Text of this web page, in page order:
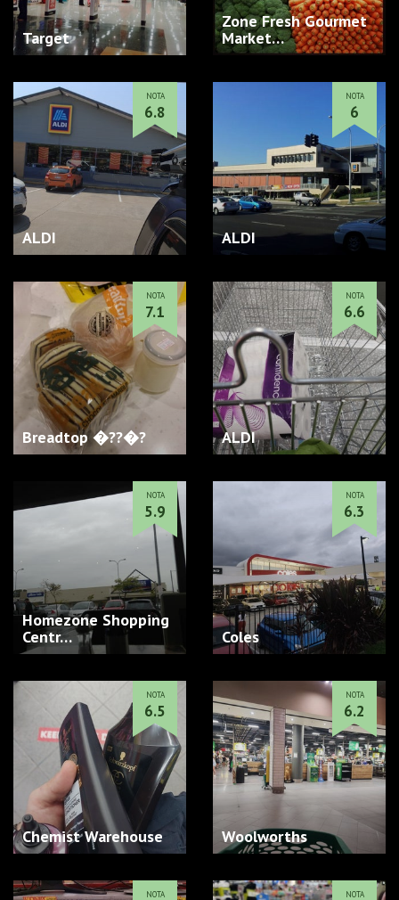
Target
Zone Fresh Gourmet
Market…
ALDI
NOTA
6.8
ALDI
NOTA
6
Breadtop �??�?
NOTA
7.1
ALDI
NOTA
6.6
Homezone Shopping
Centr…
NOTA
5.9
Coles
NOTA
6.3
Chemist Warehouse
NOTA
6.5
Woolworths
NOTA
6.2
NOTA NOTA